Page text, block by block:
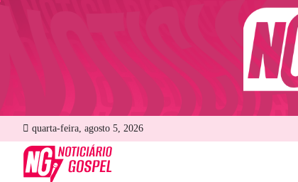
quarta-feira, agosto 5, 2026